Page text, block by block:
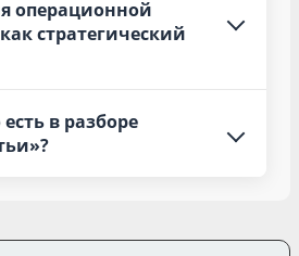
операционной
стратегический
в разборе